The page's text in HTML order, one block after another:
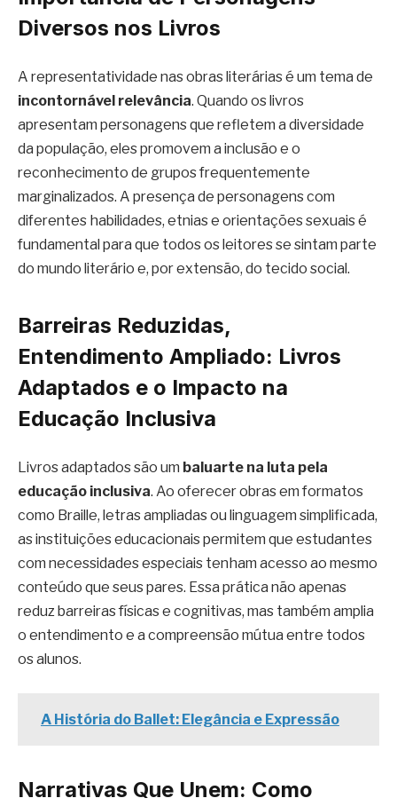
Diversos nos Livros
A representatividade nas obras literárias é um tema de
incontornável relevância. Quando os livros
apresentam personagens que refletem a diversidade
da população, eles promovem a inclusão e o
reconhecimento de grupos frequentemente
marginalizados. A presença de personagens com
diferentes habilidades, etnias e orientações sexuais é
fundamental para que todos os leitores se sintam parte
do mundo literário e, por extensão, do tecido social.
Barreiras Reduzidas,
Entendimento Ampliado: Livros
Adaptados e o Impacto na
Educação Inclusiva
Livros adaptados são um baluarte na luta pela
educação inclusiva. Ao oferecer obras em formatos
como Braille, letras ampliadas ou linguagem simplificada,
as instituições educacionais permitem que estudantes
com necessidades especiais tenham acesso ao mesmo
conteúdo que seus pares. Essa prática não apenas
reduz barreiras físicas e cognitivas, mas também amplia
o entendimento e a compreensão mútua entre todos
os alunos.
A História do Ballet: Elegância e Expressão
Narrativas Que Unem: Como